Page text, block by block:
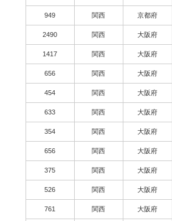
949 関西 京都府
2490 関西 大阪府
1417 関西 大阪府
656 関西 大阪府
454 関西 大阪府
633 関西 大阪府
354 関西 大阪府
656 関西 大阪府
375 関西 大阪府
526 関西 大阪府
761 関西 大阪府